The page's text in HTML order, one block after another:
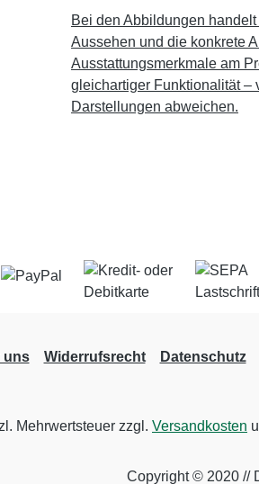
Bei den Abbildungen
Aussehen und die konkrete
Ausstattungsmerkmale am
gleichartiger Funktionalität –
Darstellungen abweichen.
uns Widerrufsrecht Datenschutz
Mehrwertsteuer zzgl. Versandkosten
Copyright © 2020 //